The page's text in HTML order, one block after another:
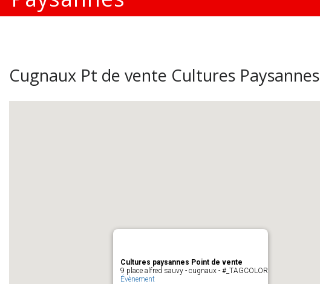
Cugnaux Pt de vente Cultures Paysannes
Cultures paysannes Point de vente
9 place alfred sauvy - cugnaux - #_TAGCOLOR
Évènement